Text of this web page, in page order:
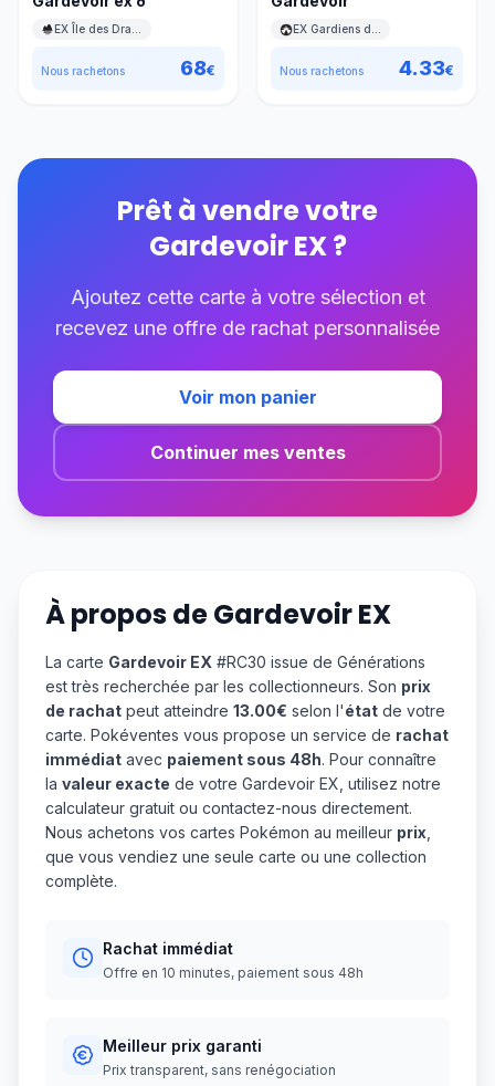
Nous rachetons 68€ Nous rachetons 4.33€
Prêt à vendre votre
Gardevoir EX?
Ajoutez cette carte à votre sélection et
recevez une offre de rachat personnalisée
Voir mon panier
Continuer mes ventes
À propos deGardevoir EX
La carte Gardevoir EX #RC30 issue de Générations
est très recherchée par les collectionneurs. Son prix
de rachat peut atteindre 13.00€ selon l'état de votre
carte. Pokéventes vous propose un service de rachat
immédiat avec paiement sous 48h. Pour connaître
la valeur exacte de votre Gardevoir EX, utilisez notre
calculateur gratuit ou contactez-nous directement.
Nous achetons vos cartes Pokémon au meilleur prix
que vous vendiez une seule carte ou une collection
complète.
Rachat immédiat
Offre en 10 minutes, paiement sous 48h
Meilleur prix garanti
Prix transparent, sans renégociation